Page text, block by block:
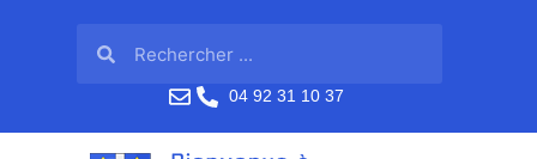
04 92 31 10 37